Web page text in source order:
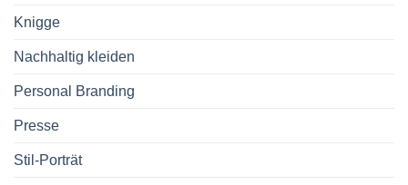
Knigge
Nachhaltig kleiden
Personal Branding
Presse
Stil-Porträt